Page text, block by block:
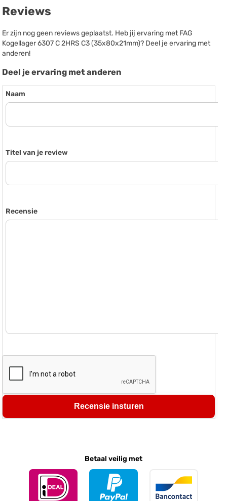
Reviews
Er zijn nog geen reviews geplaatst. Heb jij ervaring met FAG
Kogellager 6307 C 2HRS C3 (35x80x21mm)? Deel je ervaring met
anderen!
Deel je ervaring met anderen
Naam
Titel van je review
Recensie
Recensie insturen
Betaal veilig met